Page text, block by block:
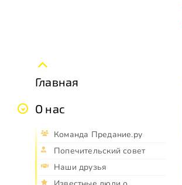
Главная
О нас
Команда Предание.ру
Попечительский совет
Наши друзья